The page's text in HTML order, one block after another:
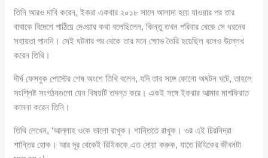
তিনি আরও দাবি করেন, ইকরা একবার ২০১৮ সালে আলাদা হয়ে যাওয়ার পর তার
বাবাকে বিদেশে পাঠিয়ে দেওয়ার কথা বলেছিলেন, কিন্তু তখন পরিবার থেকে সে ধরনের
সহায়তা পাননি। সেই ঘটনার পর থেকে তার মনে ক্ষোভ তৈরি হয়েছিল বলেও উল্লেখ
করেন তিথি।
দীর্ঘ ফেসবুক পোস্টের শেষ অংশে তিথি বলেন, যদি তার সঙ্গে কোনো অঘটন ঘটে, তাহলে
সংশ্লিষ্ট সংগঠনগুলো যেন বিষয়টি তদন্ত করে। একই সঙ্গে ইকরার আত্মার মাগফিরাত
কামনা করেন তিনি।
তিথি লেখেন, ‘আল্লাহ ওকে ভালো রাখুক। শান্তিতে রাখুক। ওর এই চিরনিদ্রা
শান্তির হোক। আর দূর থেকেই রিযিককে এত দোয়া করুক, যাতে রিযিকের জীবনটা